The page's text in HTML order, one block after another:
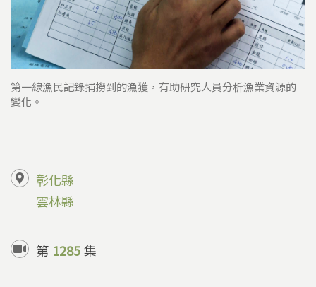
第一線漁民記錄捕撈到的漁獲，有助研究人員分析漁業資源的
變化。
彰化縣
雲林縣
第 1285集